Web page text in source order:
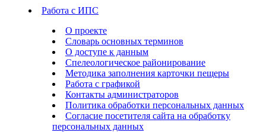
Работа с ИПС
О проекте
Словарь основных терминов
О доступе к данным
Спелеологическое районирование
Методика заполнения карточки пещеры
Работа с графикой
Контакты администраторов
Политика обработки персональных данных
Согласие посетителя сайта на обработку
персональных данных